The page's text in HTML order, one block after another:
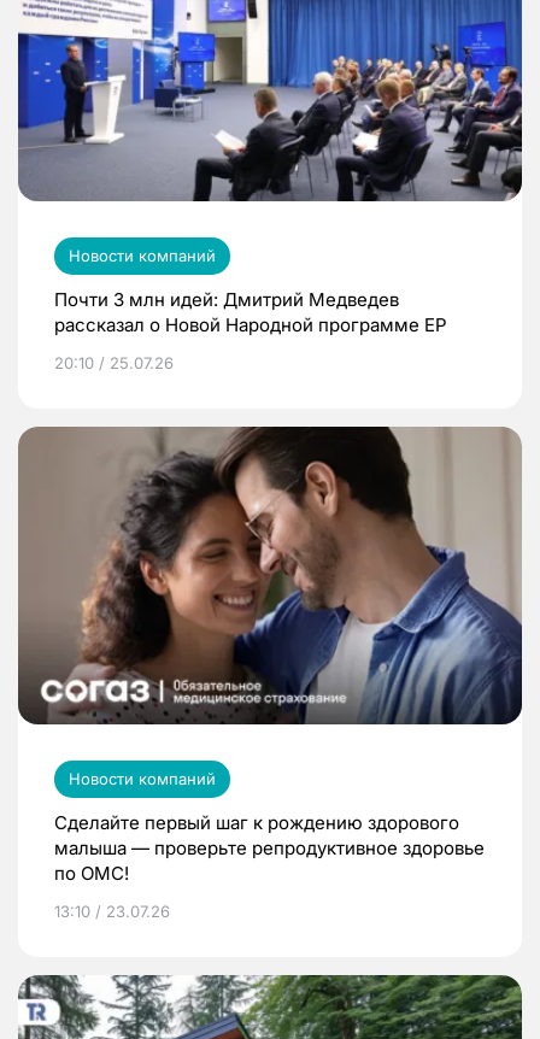
Новости компаний
Почти 3 млн идей: Дмитрий Медведев
рассказал о Новой Народной программе ЕР
20:10 / 25.07.26
Новости компаний
Сделайте первый шаг к рождению здорового
малыша — проверьте репродуктивное здоровье
по ОМС!
13:10 / 23.07.26